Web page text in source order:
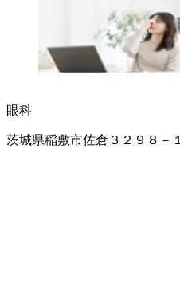
眼科
茨城県稲敷市佐倉３２９８－１